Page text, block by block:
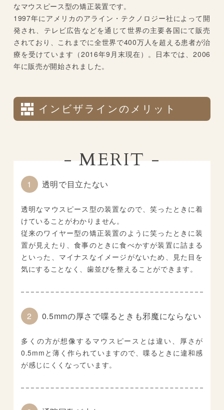
なマウスピース型の矯正装置です。
1997年にアメリカのアライン・テクノロジー社によって開
発され、テレビ広告などを通じて世界の主要各国にて販売
されており、これまでに全世界で400万人を超える患者が治
療を受けています（2016年9月末現在）。日本では、2006
年に販売が開始されました。
インビザラインのメリット
- MERIT -
1 透明で目立たない
透明なマウスピース型の装置なので、笑ったときに着
けていることがわかりません。
従来のワイヤー型の矯正装置のように笑ったときに装
置が見えたり、食事のときに食べかすが装置に詰まる
といった、マイナスなイメージがないため、見た目を
気にすることなく、歯並びを整えることができます。
2 0.5mmの厚さで喋るときも邪魔にならない
多くの方が想像するマウスピースとは違い、厚さが
0.5mmと薄く作られていますので、喋るときに違和感
が感じにくくなっています。